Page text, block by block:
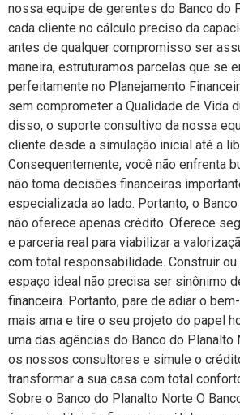
nossa equipe de gerentes do Banco do
cada cliente no cálculo preciso da
antes de qualquer compromisso ser
maneira, estruturamos parcelas que se
perfeitamente no Planejamento
sem comprometer a Qualidade de Vida
disso, o suporte consultivo da nossa
cliente desde a simulação inicial até a
Consequentemente, você não enfrenta
não toma decisões financeiras
especializada ao lado. Portanto, o
não oferece apenas crédito. Oferece
e parceria real para viabilizar a
com total responsabilidade. Construir
espaço ideal não precisa ser sinônimo
financeira. Portanto, pare de adiar o
mais ama e tire o seu projeto do papel
uma das agências do Banco do Planalto
os nossos consultores e simule o
transformar a sua casa com total
Sobre o Banco do Planalto Norte O